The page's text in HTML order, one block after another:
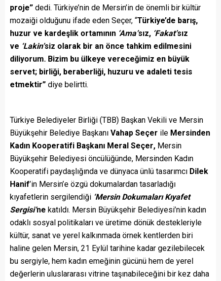
proje” dedi. Türkiye’nin de Mersin’in de önemli bir kültür
mozaiği olduğunu ifade eden Seçer, “Türkiye’de barış,
huzur ve kardeşlik ortamının ‘Ama’sız, ‘Fakat’sız
ve ‘Lakin’siz olarak bir an önce tahkim edilmesini
diliyorum. Bizim bu ülkeye vereceğimiz en büyük
servet; birliği, beraberliği, huzuru ve adaleti tesis
etmektir” diye belirtti.
Türkiye Belediyeler Birliği (TBB) Başkan Vekili ve Mersin
Büyükşehir Belediye Başkanı Vahap Seçer ile Mersinden
Kadın Kooperatifi Başkanı Meral Seçer, Mersin
Büyükşehir Belediyesi öncülüğünde, Mersinden Kadın
Kooperatifi paydaşlığında ve dünyaca ünlü tasarımcı Dilek
Hanif’in Mersin’e özgü dokumalardan tasarladığı
kıyafetlerin sergilendiği ‘Mersin Dokumaları Kıyafet
Sergisi’ne katıldı. Mersin Büyükşehir Belediyesi’nin kadın
odaklı sosyal politikaları ve üretime dönük destekleriyle
kültür, sanat ve yerel kalkınmada örnek kentlerden biri
haline gelen Mersin, 21 Eylül tarihine kadar gezilebilecek
bu sergiyle, hem kadın emeğinin gücünü hem de yerel
değerlerin uluslararası vitrine taşınabileceğini bir kez daha